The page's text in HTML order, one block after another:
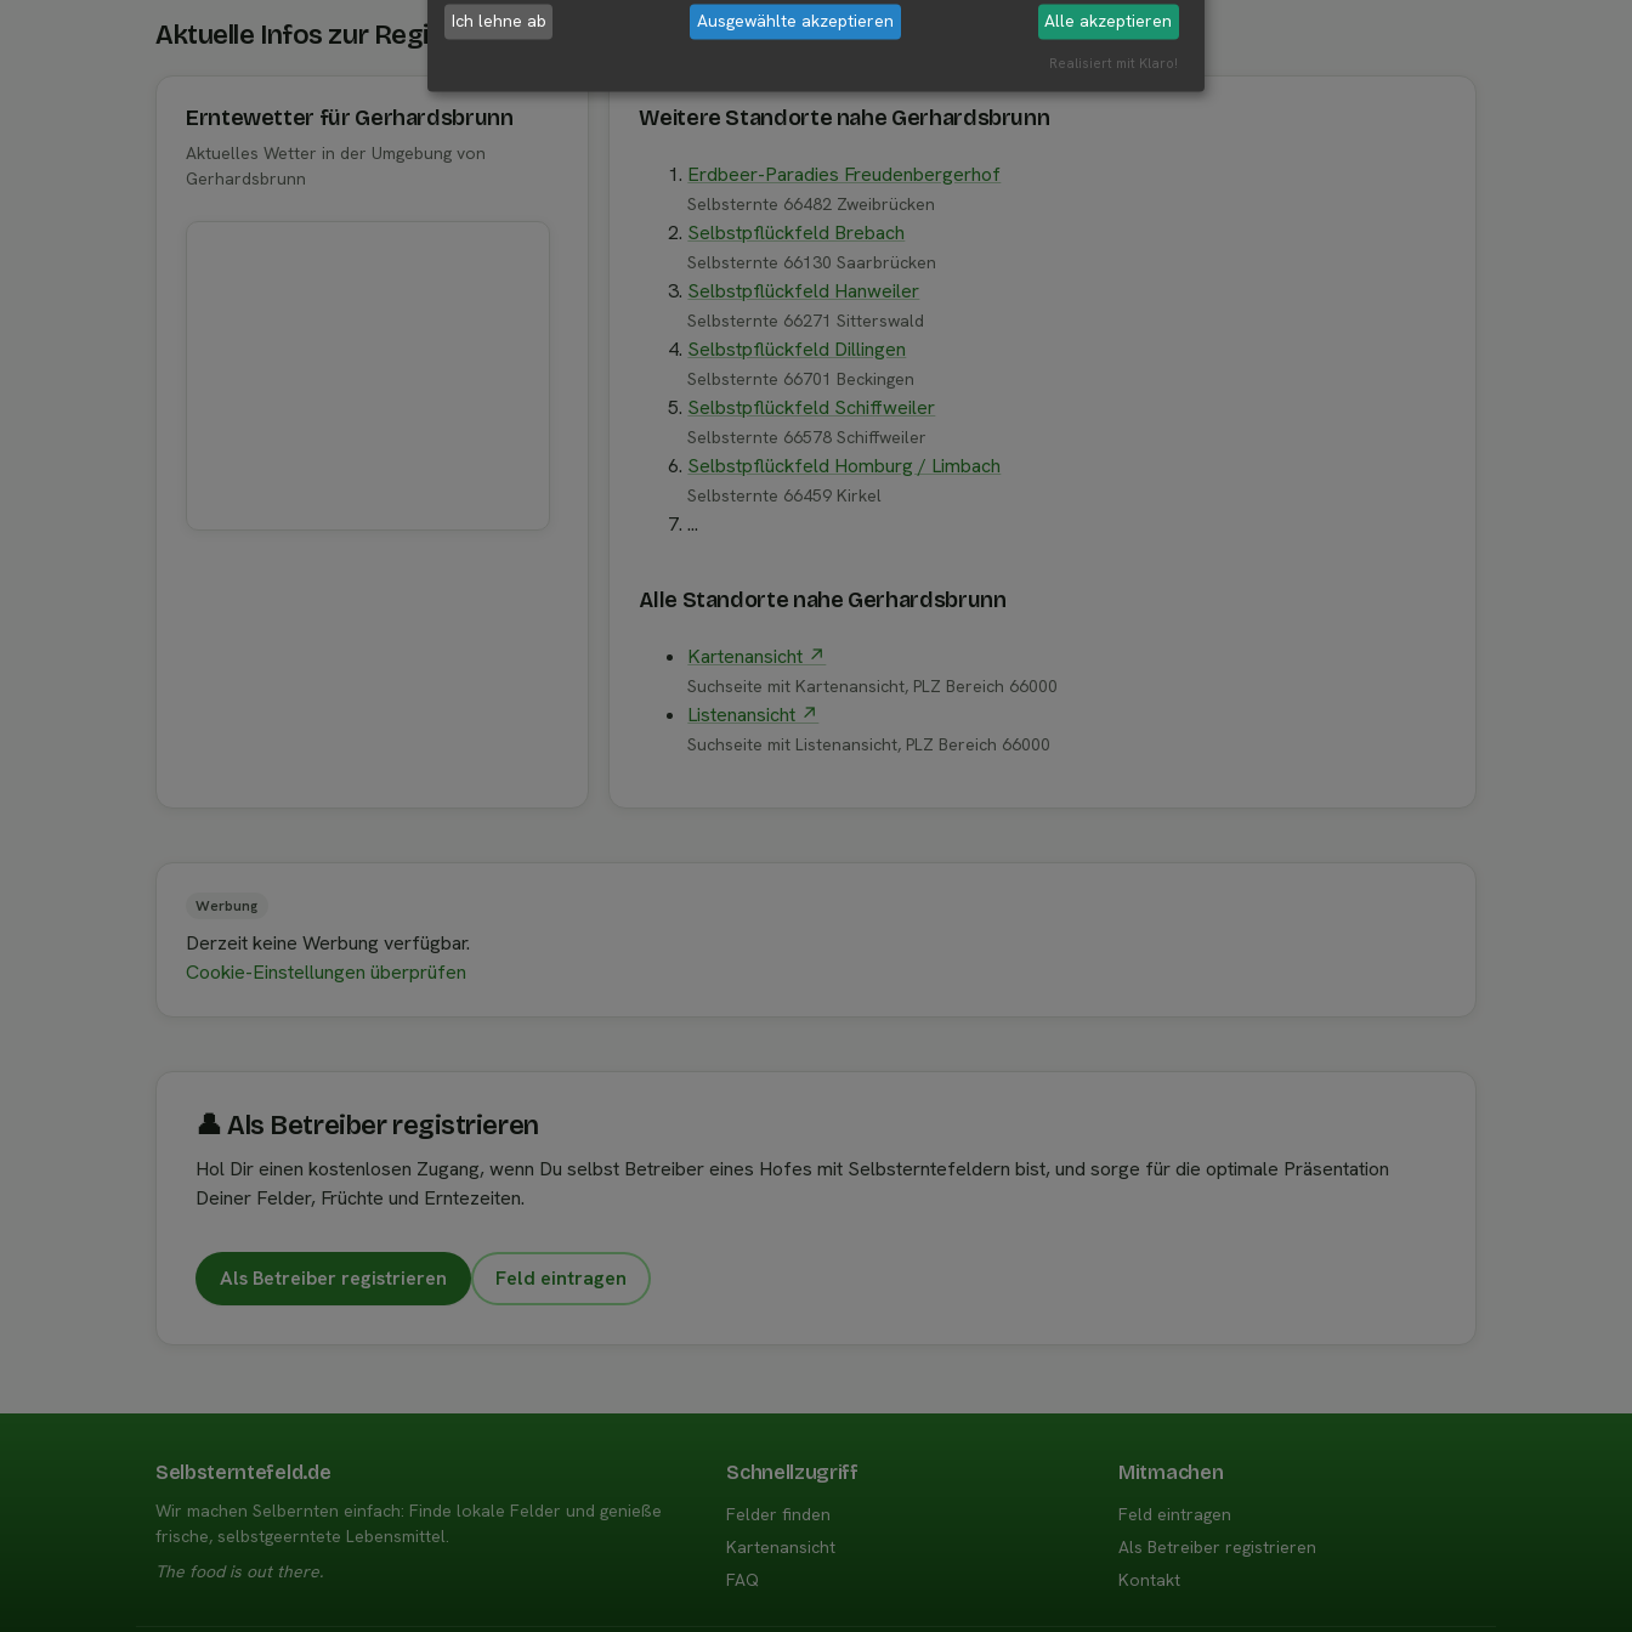
Aktuelle Infos zur Region 66894 Gerhardsbrunn
Erntewetter für Gerhardsbrunn
Aktuelles Wetter in der Umgebung von
Gerhardsbrunn
Weitere Standorte nahe Gerhardsbrunn
Erdbeer-Paradies Freudenbergerhof
Selbsternte 66482 Zweibrücken
Selbstpflückfeld Brebach
Selbsternte 66130 Saarbrücken
Selbstpflückfeld Hanweiler
Selbsternte 66271 Sitterswald
Selbstpflückfeld Dillingen
Selbsternte 66701 Beckingen
Selbstpflückfeld Schiffweiler
Selbsternte 66578 Schiffweiler
Selbstpflückfeld Homburg / Limbach
Selbsternte 66459 Kirkel
...
Alle Standorte nahe Gerhardsbrunn
Kartenansicht ↗
Suchseite mit Kartenansicht, PLZ Bereich 66000
Listenansicht ↗
Suchseite mit Listenansicht, PLZ Bereich 66000
Werbung
Derzeit keine Werbung verfügbar.
Cookie-Einstellungen überprüfen
👤︎ Als Betreiber registrieren
Hol Dir einen kostenlosen Zugang, wenn Du selbst Betreiber eines Hofes mit Selbsterntefeldern bist, und sorge für die optimale Präsentation
Deiner Felder, Früchte und Erntezeiten.
Als Betreiber registrieren Feld eintragen
Selbsterntefeld.de
Wir machen Selbernten einfach: Finde lokale Felder und genieße
frische, selbstgeerntete Lebensmittel.
The food is out there.
Schnellzugriff
Felder finden
Kartenansicht
FAQ
Mitmachen
Feld eintragen
Als Betreiber registrieren
Kontakt
Ich lehne ab Ausgewählte akzeptieren Alle akzeptieren
Realisiert mit Klaro!